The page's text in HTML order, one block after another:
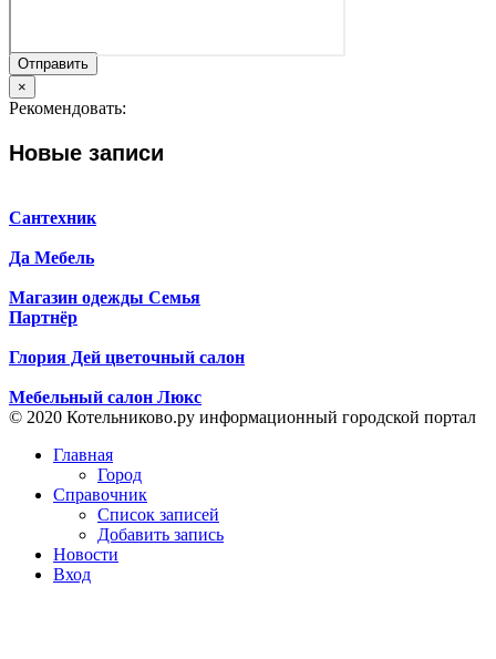
Отправить
×
Рекомендовать:
Новые записи
Сантехник
Да Мебель
Магазин одежды Семья
Партнёр
Глория Дей цветочный салон
Мебельный салон Люкс
© 2020 Котельниково.ру информационный городской портал
Главная
Город
Справочник
Список записей
Добавить запись
Новости
Вход